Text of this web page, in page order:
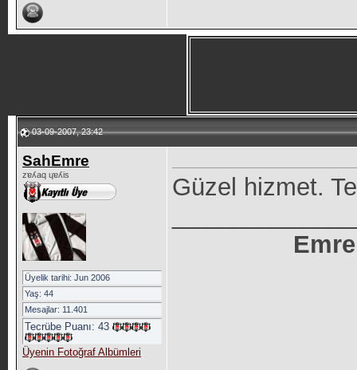
03-09-2007, 23:42
SahEmre
zɐʎaq ɥɐʎis
Üyelik tarihi: Jun 2006
Yaş: 44
Mesajlar: 11.401
Tecrübe Puanı: 43
Üyenin Fotoğraf Albümleri
Güzel hizmet.